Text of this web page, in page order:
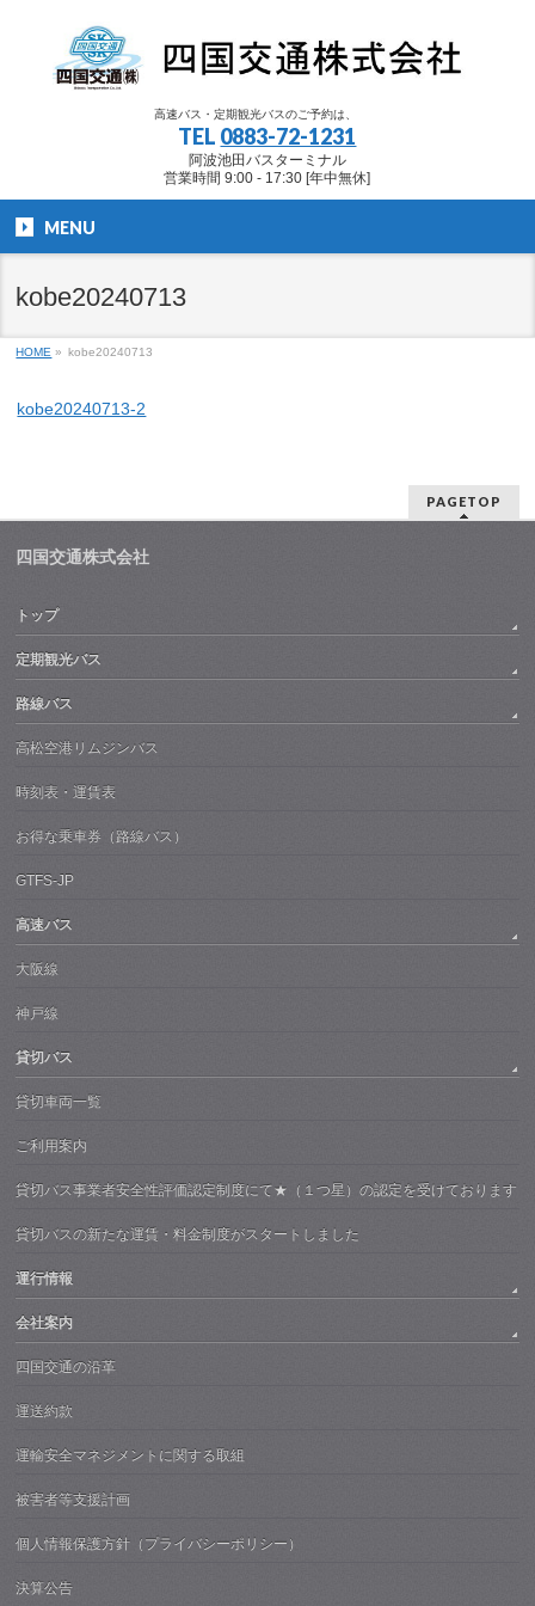
高速バス・定期観光バスのご予約は、
TEL 0883-72-1231
阿波池田バスターミナル
営業時間 9:00 - 17:30 [年中無休]
MENU
kobe20240713
HOME » kobe20240713
kobe20240713-2
PAGETOP
四国交通株式会社
トップ
定期観光バス
路線バス
高松空港リムジンバス
時刻表・運賃表
お得な乗車券（路線バス）
GTFS-JP
高速バス
大阪線
神戸線
貸切バス
貸切車両一覧
ご利用案内
貸切バス事業者安全性評価認定制度にて★（１つ星）の認定を受けております
貸切バスの新たな運賃・料金制度がスタートしました
運行情報
会社案内
四国交通の沿革
運送約款
運輸安全マネジメントに関する取組
被害者等支援計画
個人情報保護方針（プライバシーポリシー）
決算公告